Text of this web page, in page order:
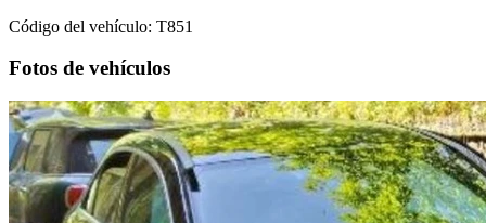
Código del vehículo: T851
Fotos de vehículos